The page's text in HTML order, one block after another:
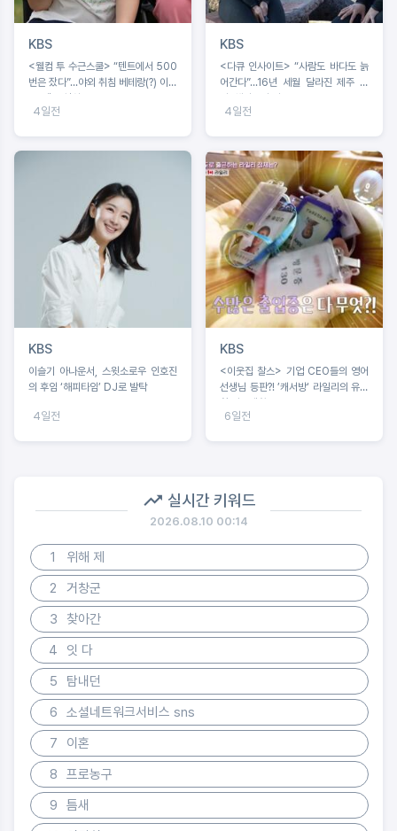
KBS
<웰컴 투 수근스쿨> “텐트에서 500
번은 잤다”...야외 취침 베테랑(?) 이수
4일전
KBS
<다큐 인사이트> “사람도 바다도 늙
어간다”...16년 세월 달라진 제주 바
4일전
KBS
이슬기 아나운서, 스윗소로우 인호진
의 후임 ‘해피타임’ DJ로 발탁
4일전
KBS
<이웃집 찰스> 기업 CEO들의 영어
선생님 등판?! ’캐서방‘ 라일리의 유쾌
6일전
실시간 키워드
2026.08.10 00:14
1
위해 제
2
거창군
3
찾아간
4
잇 다
5
탐내던
6
소셜네트워크서비스 sns
7
이혼
8
프로농구
9
틈새